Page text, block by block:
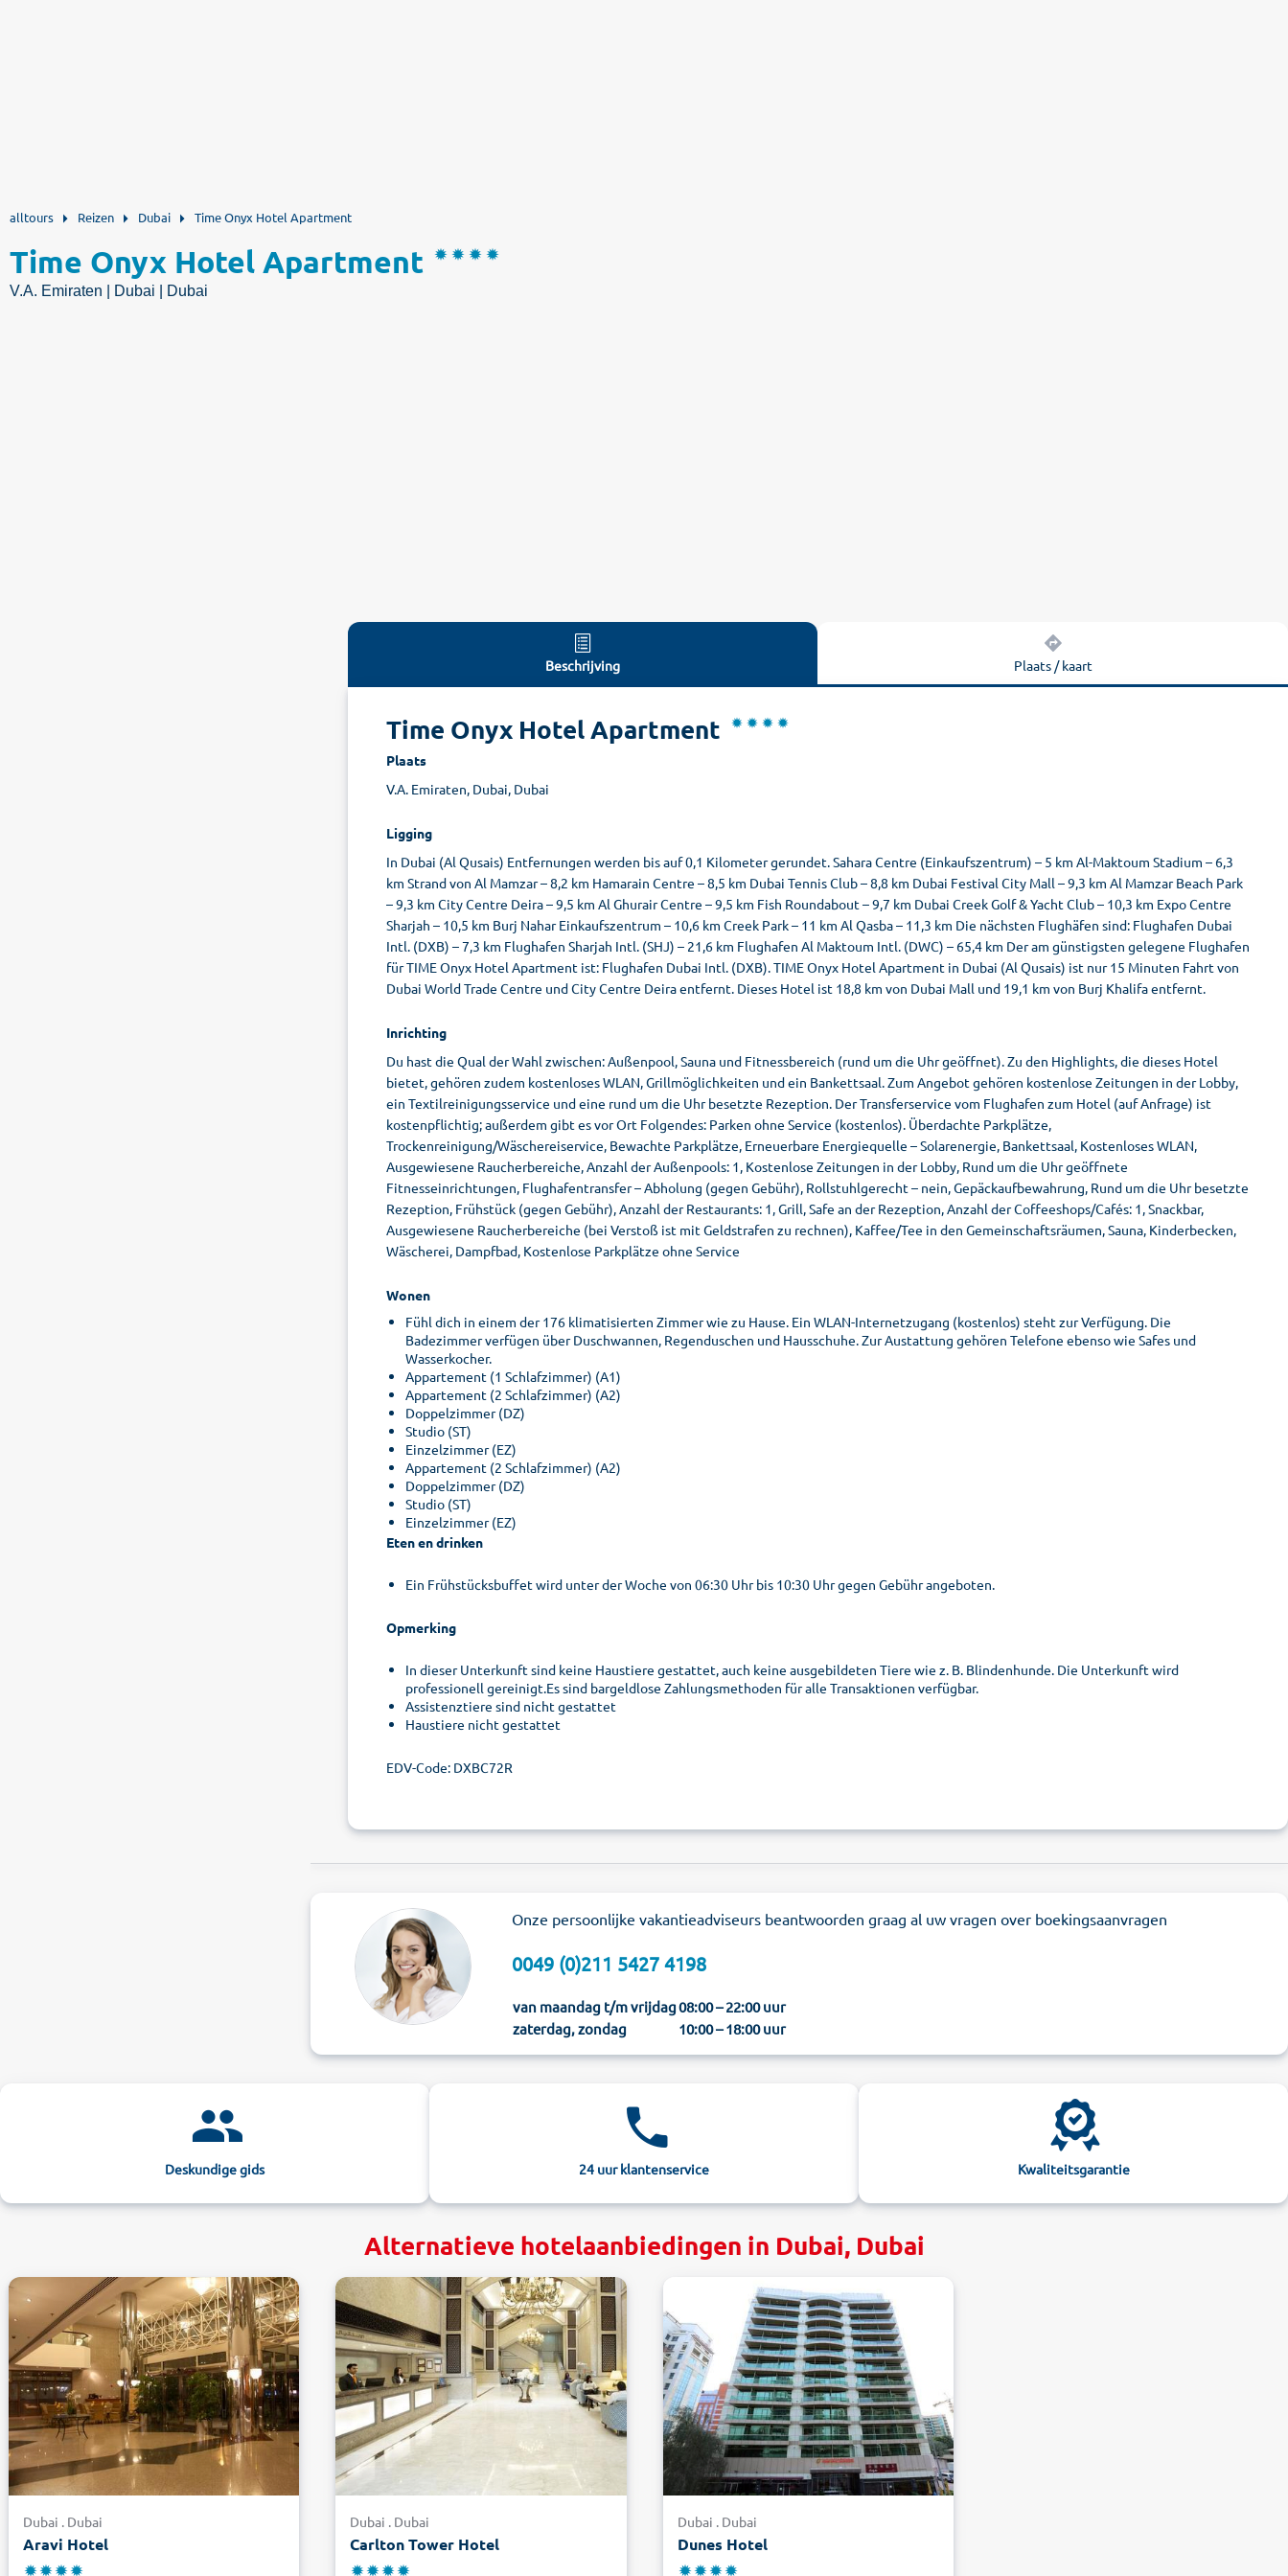
alltours Reizen Dubai Time Onyx Hotel Apartment
Time Onyx Hotel Apartment
V.A. Emiraten | Dubai | Dubai
Beschrijving Plaats / kaart
Time Onyx Hotel Apartment
Plaats
V.A. Emiraten, Dubai, Dubai
Ligging
In Dubai (Al Qusais) Entfernungen werden bis auf 0,1 Kilometer gerundet. Sahara Centre (Einkaufszentrum) – 5 km Al-Maktoum Stadium – 6,3
km Strand von Al Mamzar – 8,2 km Hamarain Centre – 8,5 km Dubai Tennis Club – 8,8 km Dubai Festival City Mall – 9,3 km Al Mamzar Beach Park
– 9,3 km City Centre Deira – 9,5 km Al Ghurair Centre – 9,5 km Fish Roundabout – 9,7 km Dubai Creek Golf & Yacht Club – 10,3 km Expo Centre
Sharjah – 10,5 km Burj Nahar Einkaufszentrum – 10,6 km Creek Park – 11 km Al Qasba – 11,3 km Die nächsten Flughäfen sind: Flughafen Dubai
Intl. (DXB) – 7,3 km Flughafen Sharjah Intl. (SHJ) – 21,6 km Flughafen Al Maktoum Intl. (DWC) – 65,4 km Der am günstigsten gelegene Flughafen
für TIME Onyx Hotel Apartment ist: Flughafen Dubai Intl. (DXB). TIME Onyx Hotel Apartment in Dubai (Al Qusais) ist nur 15 Minuten Fahrt von
Dubai World Trade Centre und City Centre Deira entfernt. Dieses Hotel ist 18,8 km von Dubai Mall und 19,1 km von Burj Khalifa entfernt.
Inrichting
Du hast die Qual der Wahl zwischen: Außenpool, Sauna und Fitnessbereich (rund um die Uhr geöffnet). Zu den Highlights, die dieses Hotel
bietet, gehören zudem kostenloses WLAN, Grillmöglichkeiten und ein Bankettsaal. Zum Angebot gehören kostenlose Zeitungen in der Lobby,
ein Textilreinigungsservice und eine rund um die Uhr besetzte Rezeption. Der Transferservice vom Flughafen zum Hotel (auf Anfrage) ist
kostenpflichtig; außerdem gibt es vor Ort Folgendes: Parken ohne Service (kostenlos). Überdachte Parkplätze,
Trockenreinigung/Wäschereiservice, Bewachte Parkplätze, Erneuerbare Energiequelle – Solarenergie, Bankettsaal, Kostenloses WLAN,
Ausgewiesene Raucherbereiche, Anzahl der Außenpools: 1, Kostenlose Zeitungen in der Lobby, Rund um die Uhr geöffnete
Fitnesseinrichtungen, Flughafentransfer – Abholung (gegen Gebühr), Rollstuhlgerecht – nein, Gepäckaufbewahrung, Rund um die Uhr besetzte
Rezeption, Frühstück (gegen Gebühr), Anzahl der Restaurants: 1, Grill, Safe an der Rezeption, Anzahl der Coffeeshops/Cafés: 1, Snackbar,
Ausgewiesene Raucherbereiche (bei Verstoß ist mit Geldstrafen zu rechnen), Kaffee/Tee in den Gemeinschaftsräumen, Sauna, Kinderbecken,
Wäscherei, Dampfbad, Kostenlose Parkplätze ohne Service
Wonen
Fühl dich in einem der 176 klimatisierten Zimmer wie zu Hause. Ein WLAN-Internetzugang (kostenlos) steht zur Verfügung. Die
Badezimmer verfügen über Duschwannen, Regenduschen und Hausschuhe. Zur Austattung gehören Telefone ebenso wie Safes und
Wasserkocher.
Appartement (1 Schlafzimmer) (A1)
Appartement (2 Schlafzimmer) (A2)
Doppelzimmer (DZ)
Studio (ST)
Einzelzimmer (EZ)
Appartement (2 Schlafzimmer) (A2)
Doppelzimmer (DZ)
Studio (ST)
Einzelzimmer (EZ)
Eten en drinken
Ein Frühstücksbuffet wird unter der Woche von 06:30 Uhr bis 10:30 Uhr gegen Gebühr angeboten.
Opmerking
In dieser Unterkunft sind keine Haustiere gestattet, auch keine ausgebildeten Tiere wie z. B. Blindenhunde. Die Unterkunft wird
professionell gereinigt.Es sind bargeldlose Zahlungsmethoden für alle Transaktionen verfügbar.
Assistenztiere sind nicht gestattet
Haustiere nicht gestattet
EDV-Code: DXBC72R
Onze persoonlijke vakantieadviseurs beantwoorden graag al uw vragen over boekingsaanvragen
0049 (0)211 5427 4198
van maandag t/m vrijdag08:00 – 22:00 uur
zaterdag, zondag
10:00 – 18:00 uur
Deskundige gids 24 uur klantenservice Kwaliteitsgarantie
Alternatieve hotelaanbiedingen in Dubai, Dubai
Dubai . Dubai
Aravi Hotel
Dubai . Dubai
Carlton Tower Hotel
Dubai . Dubai
Dunes Hotel